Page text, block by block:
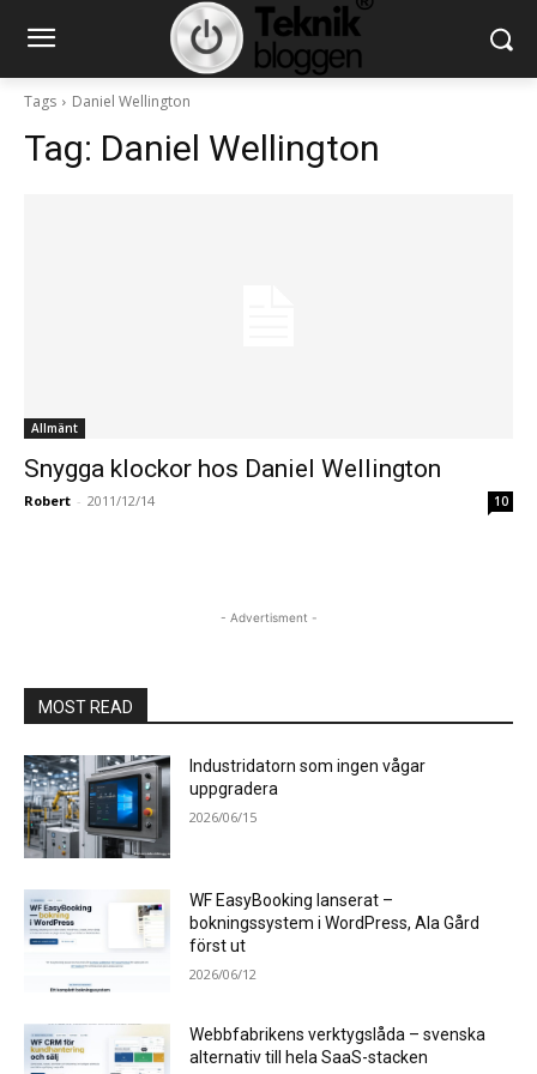
Tags Daniel Wellington
Tag: Daniel Wellington
Allmänt
Snygga klockor hos Daniel Wellington
Robert - 2011/12/14 10
- Advertisment -
MOST READ
Industridatorn som ingen vågar
uppgradera
2026/06/15
WF EasyBooking lanserat –
bokningssystem i WordPress, Ala Gård
först ut
2026/06/12
Webbfabrikens verktygslåda – svenska
alternativ till hela SaaS-stacken